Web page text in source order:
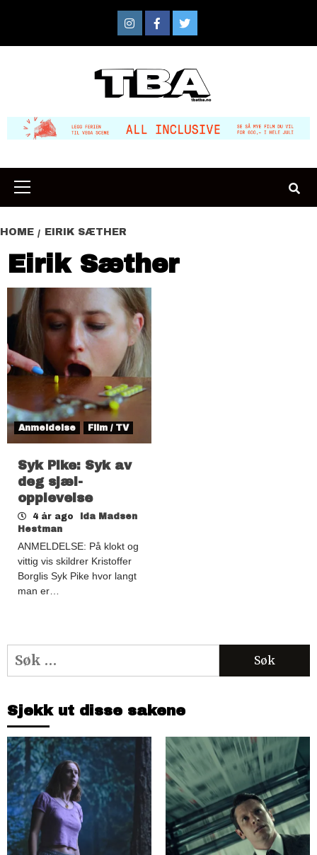
content
InstagramFacebook
Twitter
Primary
Menu
HOME EIRIK SÆTHER
Eirik Sæther
Anmeldelse Film / TV
Syk Pike: Syk av
deg sjæl-
opplevelse
4 år ago
Ida Madsen
Hestman
ANMELDELSE: På klokt og
vittig vis skildrer Kristoffer
Borglis Syk Pike hvor langt
man er…
Søk
etter:
Sjekk ut disse sakene